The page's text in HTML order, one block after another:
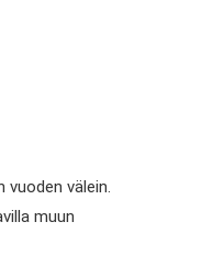
välein.
muun